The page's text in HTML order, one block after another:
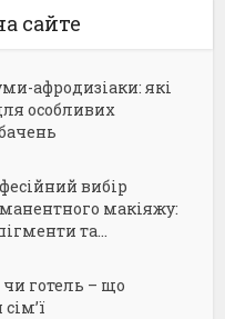
сайте
афродизіаки: які
особливих
вибір
макіяжу:
та...
готель – що